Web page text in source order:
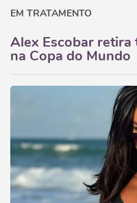
EM TRATAMENTO
Alex Escobar retira
na Copa do Mundo